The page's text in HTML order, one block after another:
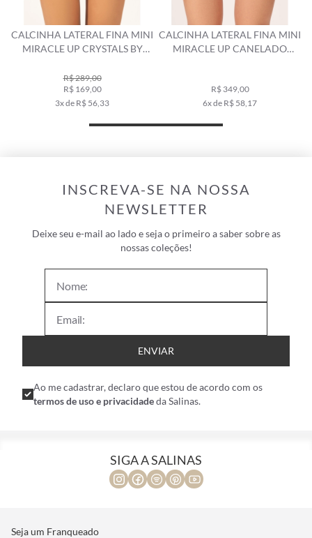
CALCINHA LATERAL FINA MINI
MIRACLE UP CRYSTALS BY
R$ 289,00
R$ 169,00
3x de R$ 56,33
CALCINHA LATERAL FINA MINI
MIRACLE UP CANELADO
R$ 349,00
6x de R$ 58,17
INSCREVA-SE NA NOSSA
NEWSLETTER
Deixe seu e-mail ao lado e seja o primeiro a saber sobre as
nossas coleções!
ENVIAR
Ao me cadastrar, declaro que estou de acordo com os
termos de uso e privacidadeda Salinas.
SIGA A SALINAS
Seja um Franqueado